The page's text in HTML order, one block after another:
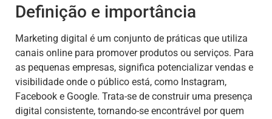
Definição e importância
Marketing digital é um conjunto de práticas que utiliza
canais online para promover produtos ou serviços. Para
as pequenas empresas, significa potencializar vendas e
visibilidade onde o público está, como Instagram,
Facebook e Google. Trata-se de construir uma presença
digital consistente, tornando-se encontrável por quem